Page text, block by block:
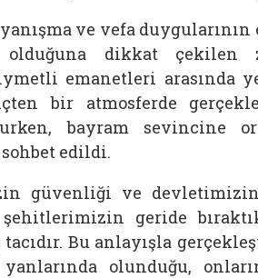
ve vefa
dikkat çekilen
emanetleri arasında
bir atmosferde
bayram sevincine
edildi.
güvenliği ve
geride
Bu anlayışla
olunduğu,